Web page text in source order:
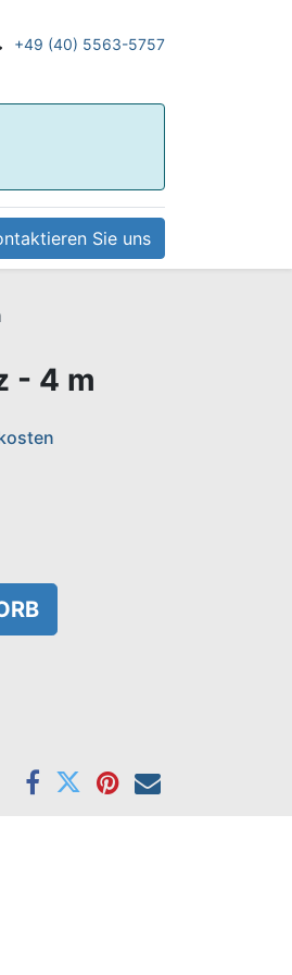
+49 (40) 5563-5757
Sie uns
- 4 m